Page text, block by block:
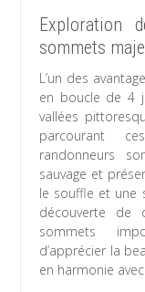
Exploration
sommets
L’un des
en boucle de 4
vallées
parcourant
randonneurs
sauvage et
le souffle et une
découverte de
sommets
d’apprécier la
en harmonie